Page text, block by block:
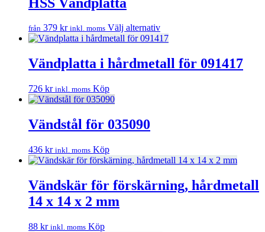
produktsidan
De
olika
kan
väljas
från 379 kr inkl. moms Välj alternativDen
här
har
flera
produktsidan
Vändplatta i hårdmetall för 091417
726 kr inkl. moms Köp
Vändstål för 035090
436 kr inkl. moms Köp
Vändskär för förskärning, hårdmetall
14 x 14 x 2 mm
88 kr inkl. moms Köp